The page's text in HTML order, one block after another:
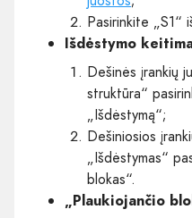
Pasirinkite „S1“
Išdėstymo
Dešinės įrankių
struktūra“
„Išdėstymą“;
Dešiniosios
„Išdėstymas“
blokas“.
„Plaukiojančio